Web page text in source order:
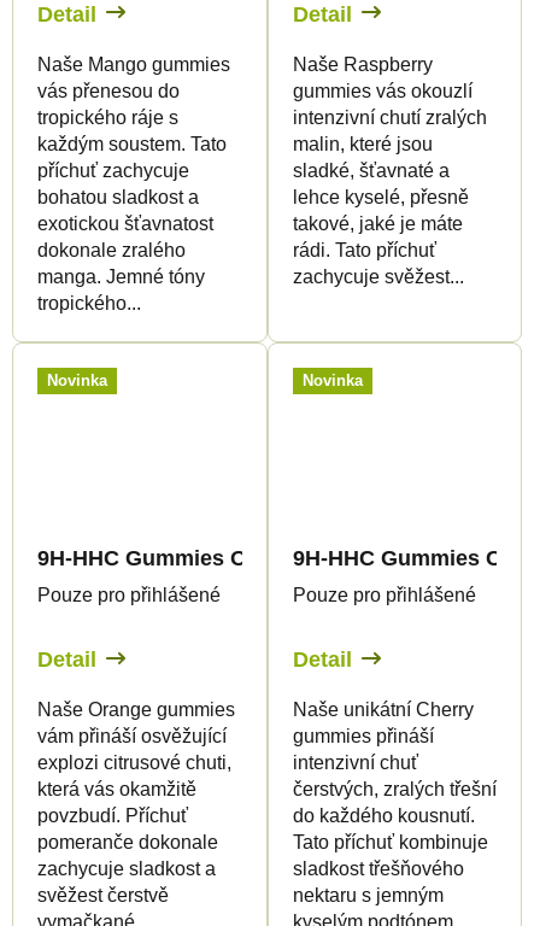
Detail
Naše Mango gummies
vás přenesou do
tropického ráje s
každým soustem. Tato
příchuť zachycuje
bohatou sladkost a
exotickou šťavnatost
dokonale zralého
manga. Jemné tóny
tropického...
Detail
Naše Raspberry
gummies vás okouzlí
intenzivní chutí zralých
malin, které jsou
sladké, šťavnaté a
lehce kyselé, přesně
takové, jaké je máte
rádi. Tato příchuť
zachycuje svěžest...
Novinka
9H-HHC Gummies Orange
Pouze pro přihlášené
Detail
Naše Orange gummies
vám přináší osvěžující
explozi citrusové chuti,
která vás okamžitě
povzbudí. Příchuť
pomeranče dokonale
zachycuje sladkost a
svěžest čerstvě
Novinka
9H-HHC Gummies
Pouze pro přihlášené
Detail
Naše unikátní Cherry
gummies přináší
intenzivní chuť
čerstvých, zralých třešní
do každého kousnutí.
Tato příchuť kombinuje
sladkost třešňového
nektaru s jemným